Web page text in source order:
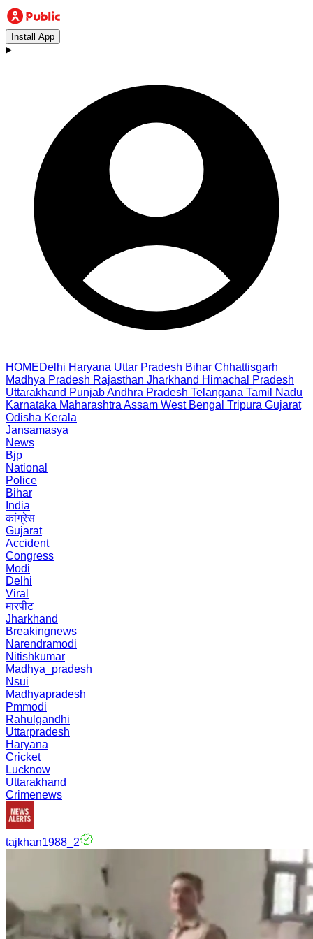
Install App
HOMEDelhi Haryana Uttar Pradesh Bihar Chhattisgarh
Madhya Pradesh Rajasthan Jharkhand Himachal Pradesh
Uttarakhand PunjabAndhra Pradesh Telangana Tamil Nadu
Karnataka Maharashtra Assam West Bengal Tripura Gujarat
Odisha Kerala
Jansamasya
News
Bjp
National
Police
Bihar
India
कांग्रेस
Gujarat
Accident
Congress
Modi
Delhi
Viral
मारपीट
Jharkhand
Breakingnews
Narendramodi
Nitishkumar
Madhya_pradesh
Nsui
Madhyapradesh
Pmmodi
Rahulgandhi
Uttarpradesh
Haryana
Cricket
Lucknow
Uttarakhand
Crimenews
tajkhan1988_2